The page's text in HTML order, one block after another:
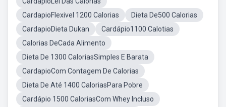
CardapioFlexivel 1200 Calorias
Dieta De500 Calorias
CardapioDieta Dukan
Cardápio1100 Calotias
Calorias DeCada Alimento
Dieta De 1300 CaloriasSimples E Barata
CardapioCom Contagem De Calorias
Dieta De Até 1400 CaloriasPara Pobre
Cardápio 1500 CaloriasCom Whey Incluso